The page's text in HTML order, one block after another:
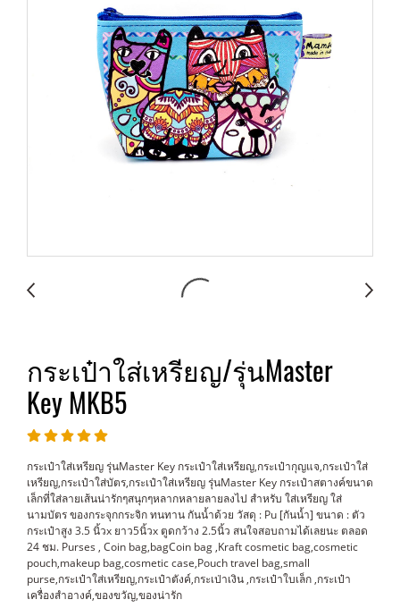
กระเป๋าใส่เหรียญ/รุ่นMaster
Key MKB5
กระเป๋าใส่เหรียญ รุ่นMaster Key กระเป๋าใส่เหรียญ,กระเป๋ากุญแจ,กระเป๋าใส่
เหรียญ,กระเป๋าใส่บัตร,กระเป๋าใส่เหรียญ รุ่นMaster Key กระเป๋าสตางค์ขนาด
เล็กที่ใส่ลายเส้นน่ารักๆสนุกๆหลากหลายลายลงไป สำหรับ ใส่เหรียญ ใส่
นามบัตร ของกระจุกกระจิก ทนทาน กันน้ำด้วย วัสดุ : Pu [กันน้ำ] ขนาด : ตัว
กระเป๋าสูง 3.5 นิ้วx ยาว5นิ้วx ตูดกว้าง 2.5นิ้ว สนใจสอบถามได้เลยนะ ตลอด
24 ชม. Purses , Coin bag,bagCoin bag ,Kraft cosmetic bag,cosmetic
pouch,makeup bag,cosmetic case,Pouch travel bag,small
purse,กระเป๋าใส่เหรียญ,กระเป๋าตังค์,กระเป่าเงิน ,กระเป๋าใบเล็ก ,กระเป๋า
เครื่องสำอางค์,ของขวัญ,ของน่ารัก